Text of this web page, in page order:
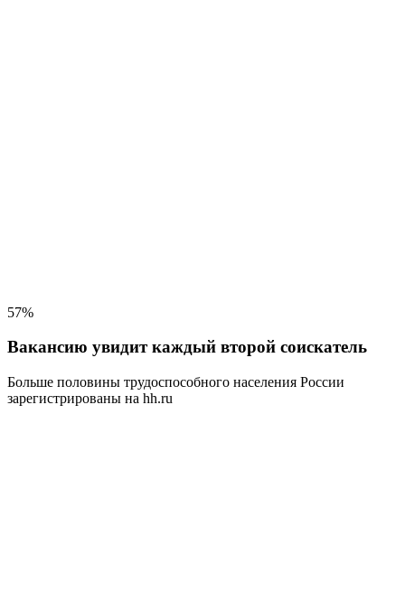
57%
Вакансию увидит каждый второй соискатель
Больше половины трудоспособного населения России
зарегистрированы на hh.ru